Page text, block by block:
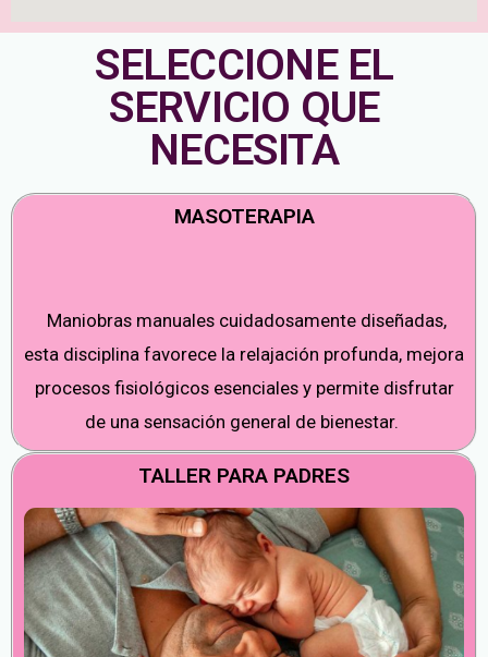
SELECCIONE EL
SERVICIO QUE
NECESITA
MASOTERAPIA
Maniobras manuales cuidadosamente diseñadas,
esta disciplina favorece la relajación profunda, mejora
procesos fisiológicos esenciales y permite disfrutar
de una sensación general de bienestar.
TALLER PARA PADRES